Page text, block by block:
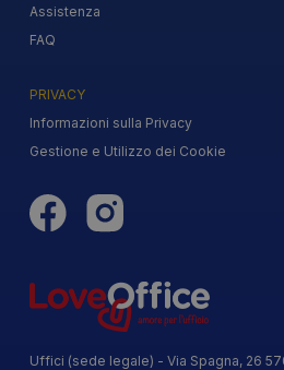
Assistenza
FAQ
PRIVACY
Informazioni sulla Privacy
Gestione e Utilizzo dei Cookie
Uffici (sede legale) - Via Spagna, 26